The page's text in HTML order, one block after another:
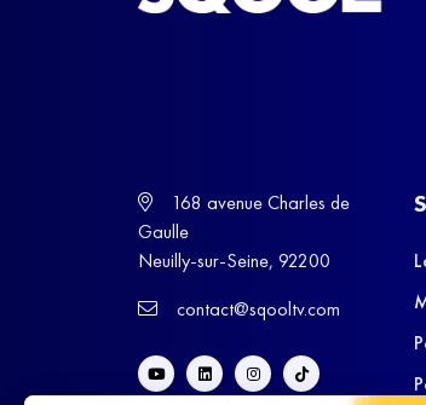
168 avenue Charles de
Gaulle
Neuilly-sur-Seine, 92200
contact@sqooltv.com